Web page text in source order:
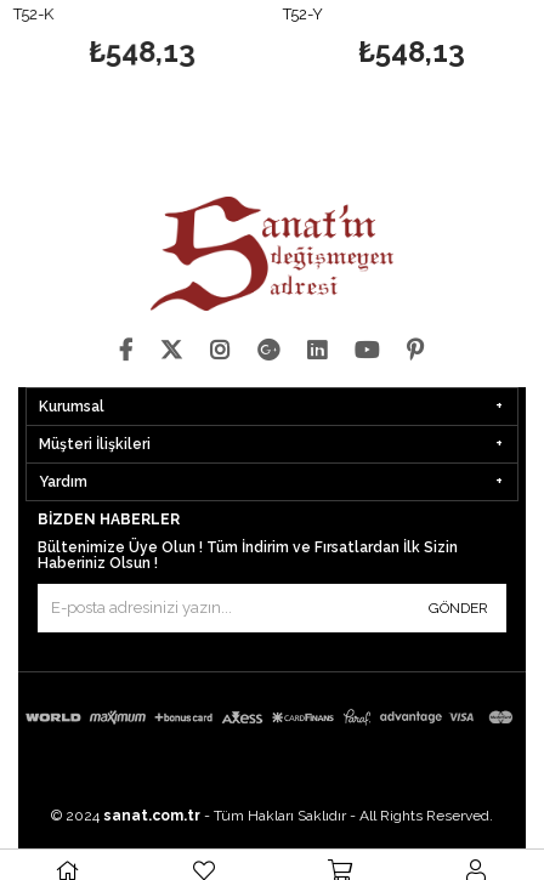
T52-K
₺548,13
T52-Y
₺548,13
Kurumsal
Müşteri İlişkileri
Yardım
BIZDEN HABERLER
Bültenimize Üye Olun ! Tüm İndirim ve Fırsatlardan İlk Sizin
Haberiniz Olsun !
GÖNDER
© 2024 sanat.com.tr- Tüm Hakları Saklıdır - All Rights Reserved.